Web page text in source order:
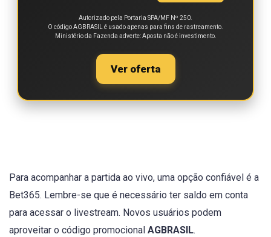
Autorizado pela Portaria SPA/MF Nº 250.
O código AGBRASIL é usado apenas para fins de rastreamento.
Ministério da Fazenda adverte: Aposta não é investimento.
Ver oferta
Para acompanhar a partida ao vivo, uma opção confiável é a
Bet365. Lembre-se que é necessário ter saldo em conta
para acessar o livestream. Novos usuários podem
aproveitar o código promocional AGBRASIL.